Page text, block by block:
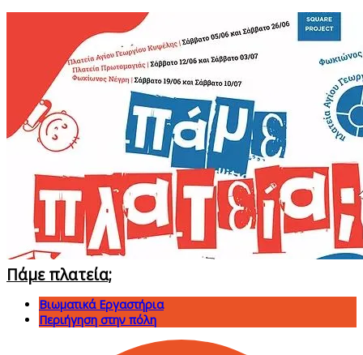
Πάμε πλατεία;
Βιωματικά Εργαστήρια
Περιήγηση στην πόλη